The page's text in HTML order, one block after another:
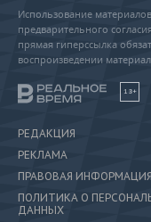
Использование
предварительного
прямая гиперссылка
воспроизведении
18+
РЕДАКЦИЯ
РЕКЛАМА
ПРАВОВАЯ ИНФОРМАЦИЯ
ПОЛИТИКА О
ДАННЫХ